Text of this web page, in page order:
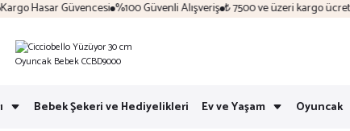
Hasar Güvencesi %100 Güvenli Alışveriş ₺ 7500 ve üzeri kargo ücretsiz
Bebek Şekeri ve Hediyelikleri Ev ve Yaşam Oyuncak